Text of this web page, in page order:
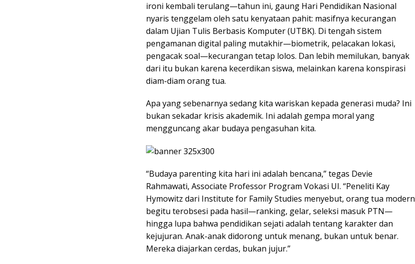
ironi kembali terulang—tahun ini, gaung Hari Pendidikan Nasional
nyaris tenggelam oleh satu kenyataan pahit: masifnya kecurangan
dalam Ujian Tulis Berbasis Komputer (UTBK). Di tengah sistem
pengamanan digital paling mutakhir—biometrik, pelacakan lokasi,
pengacak soal—kecurangan tetap lolos. Dan lebih memilukan, banyak
dari itu bukan karena kecerdikan siswa, melainkan karena konspirasi
diam-diam orang tua.
Apa yang sebenarnya sedang kita wariskan kepada generasi muda? Ini
bukan sekadar krisis akademik. Ini adalah gempa moral yang
mengguncang akar budaya pengasuhan kita.
“Budaya parenting kita hari ini adalah bencana,” tegas Devie
Rahmawati, Associate Professor Program Vokasi UI. “Peneliti Kay
Hymowitz dari Institute for Family Studies menyebut, orang tua modern
begitu terobsesi pada hasil—ranking, gelar, seleksi masuk PTN—
hingga lupa bahwa pendidikan sejati adalah tentang karakter dan
kejujuran. Anak-anak didorong untuk menang, bukan untuk benar.
Mereka diajarkan cerdas, bukan jujur.”